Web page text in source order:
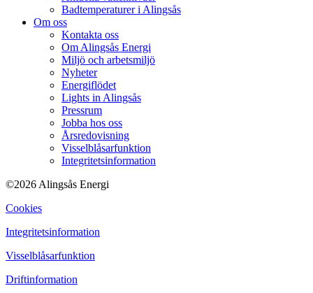
Badtemperaturer i Alingsås
Om oss
Kontakta oss
Om Alingsås Energi
Miljö och arbetsmiljö
Nyheter
Energiflödet
Lights in Alingsås
Pressrum
Jobba hos oss
Årsredovisning
Visselblåsarfunktion
Integritetsinformation
©2026 Alingsås Energi
Cookies
Integritetsinformation
Visselblåsarfunktion
Driftinformation